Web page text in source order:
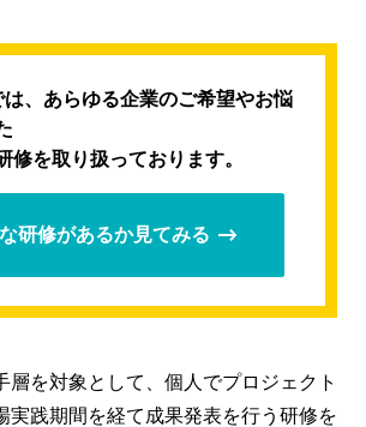
は、あらゆる企業のご希望やお悩
修を取り扱っております。
研修があるか見てみる
層を対象として、個人でプロジェクト
実践期間を経て成果発表を行う研修を